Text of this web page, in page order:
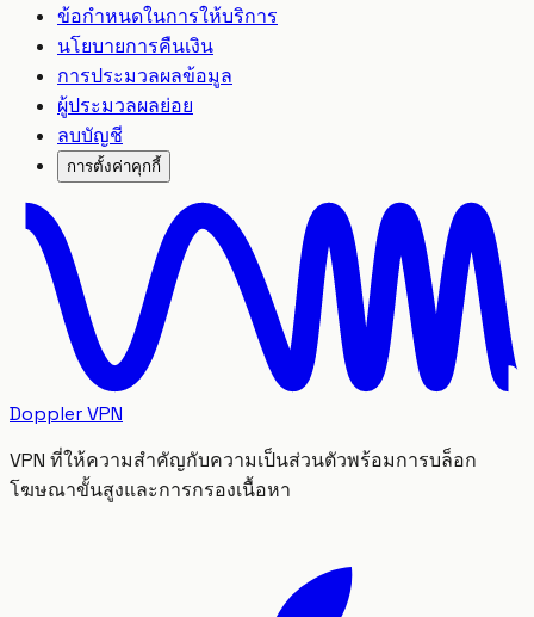
ข้อกำหนดในการให้บริการ
นโยบายการคืนเงิน
การประมวลผลข้อมูล
ผู้ประมวลผลย่อย
ลบบัญชี
การตั้งค่าคุกกี้
Doppler VPN
VPN ที่ให้ความสำคัญกับความเป็นส่วนตัวพร้อมการบล็อก
โฆษณาขั้นสูงและการกรองเนื้อหา